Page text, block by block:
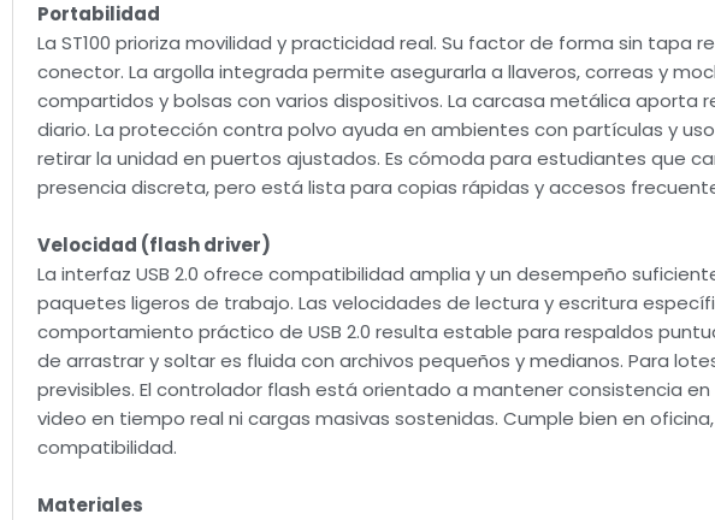
Portabilidad
La ST100 prioriza movilidad y practicidad real. Su factor de forma sin
conector. La argolla integrada permite asegurarla a llaveros, correas y
compartidos y bolsas con varios dispositivos. La carcasa metálica
diario. La protección contra polvo ayuda en ambientes con partículas y
retirar la unidad en puertos ajustados. Es cómoda para estudiantes que
presencia discreta, pero está lista para copias rápidas y accesos
Velocidad (flash driver)
La interfaz USB 2.0 ofrece compatibilidad amplia y un desempeño
paquetes ligeros de trabajo. Las velocidades de lectura y escritura
comportamiento práctico de USB 2.0 resulta estable para respaldos
de arrastrar y soltar es fluida con archivos pequeños y medianos. Para
previsibles. El controlador flash está orientado a mantener consistencia
video en tiempo real ni cargas masivas sostenidas. Cumple bien en
compatibilidad.
Materiales